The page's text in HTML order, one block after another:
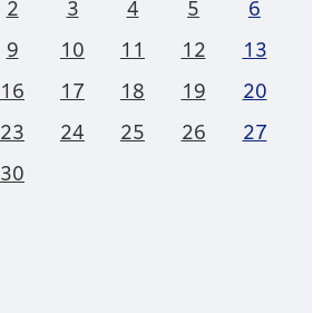
2 3 4 5 6
9 10 11 12 13
16 17 18 19 20
23 24 25 26 27
30